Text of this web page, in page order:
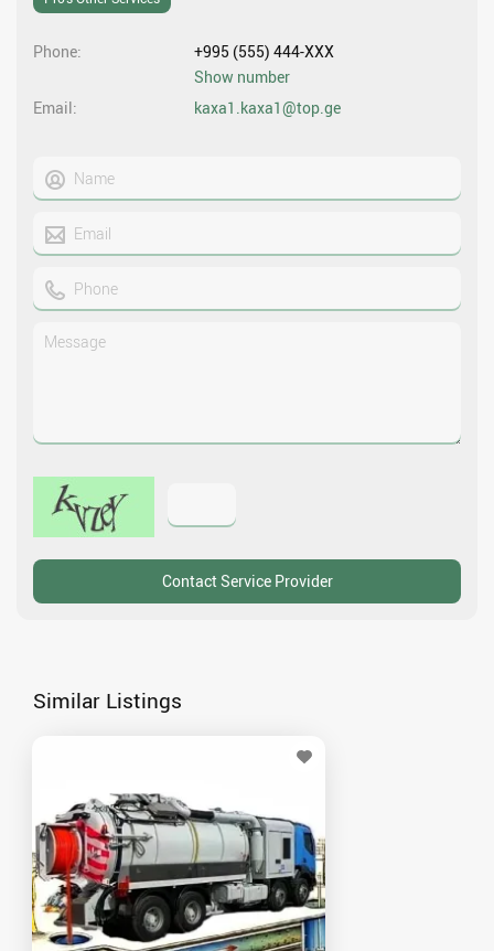
Phone
+995 (555) 444-XXX
Show number
Email
kaxa1.kaxa1@top.ge
Similar Listings